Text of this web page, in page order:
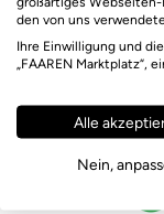
den von uns
Ihre Einwilligung und
„FAAREN Marktplatz“,
Alle
Nein,